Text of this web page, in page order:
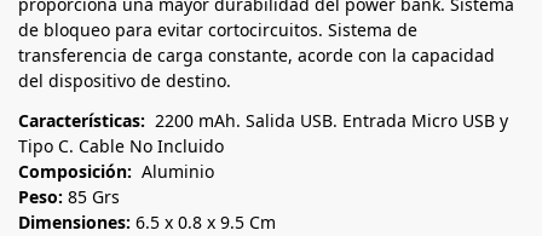
de bloqueo para evitar cortocircuitos. Sistema de
transferencia de carga constante, acorde con la capacidad
del dispositivo de destino.
Características: 2200 mAh. Salida USB. Entrada Micro USB y
Tipo C. Cable No Incluido
Composición: Aluminio
Peso: 85 Grs
Dimensiones: 6.5 x 0.8 x 9.5 Cm